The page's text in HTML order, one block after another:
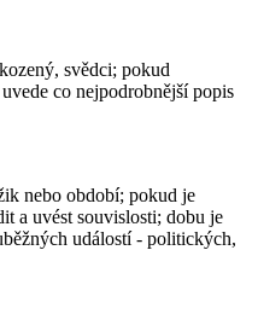
svědci; pokud
co nejpodrobnější popis
nebo období; pokud je
a uvést souvislosti; dobu je
událostí - politických,